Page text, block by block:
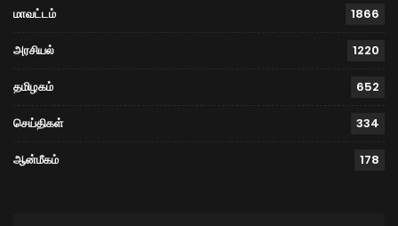
மாவட்டம் 1866
அரசியல் 1220
தமிழகம் 652
செய்திகள் 334
ஆன்மீகம் 178